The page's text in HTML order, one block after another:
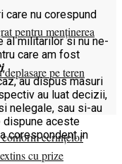
care nu corespund
al militarilor si nu ne-
care am fost
;
au dispus masuri
au luat decizii,
nelegale, sau si-au
dispune aceste
corespondent in
pentru menținerea
pe teren
cerințelor
cu prize